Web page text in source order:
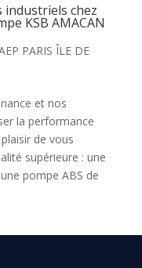
industriels chez
KSB AMACAN
PARIS ÎLE DE
et nos
la performance
de vous
supérieure : une
pompe ABS de